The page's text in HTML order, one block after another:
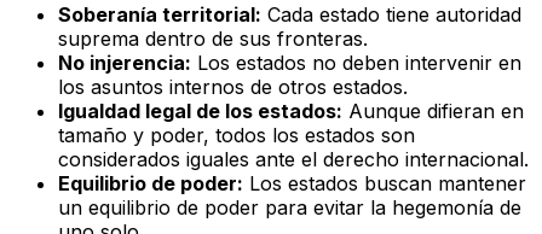
Soberanía territorial: Cada estado tiene autoridad
suprema dentro de sus fronteras.
No injerencia: Los estados no deben intervenir en
los asuntos internos de otros estados.
Igualdad legal de los estados: Aunque difieran en
tamaño y poder, todos los estados son
considerados iguales ante el derecho internacional.
Equilibrio de poder: Los estados buscan mantener
un equilibrio de poder para evitar la hegemonía de